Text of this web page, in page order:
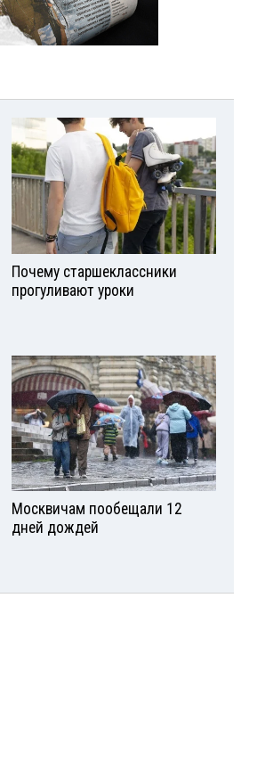
Почему старшеклассники
прогуливают уроки
Москвичам пообещали 12
дней дождей